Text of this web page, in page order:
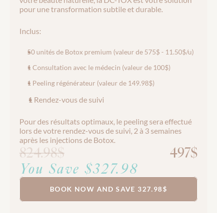
pour une transformation subtile et durable.
Inclus:
50 unités de Botox premium (valeur de 575$ - 11.50$/u)
1 Consultation avec le médecin (valeur de 100$)
1 Peeling régénérateur (valeur de 149.98$)
1 Rendez-vous de suivi
Pour des résultats optimaux, le peeling sera effectué
lors de votre rendez-vous de suivi, 2 à 3 semaines
après les injections de Botox.
824.98$
497$
You Save $327.98
BOOK NOW AND SAVE 327.98$